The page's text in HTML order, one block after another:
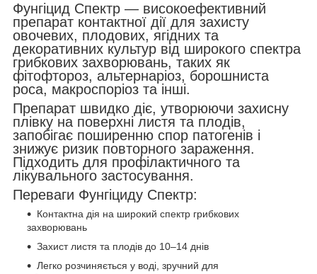
Фунгіцид Спектр — високоефективний
препарат контактної дії для захисту
овочевих, плодових, ягідних та
декоративних культур від широкого спектра
грибкових захворювань, таких як
фітофтороз, альтернаріоз, борошниста
роса, макроспоріоз та інші.
Препарат швидко діє, утворюючи захисну
плівку на поверхні листя та плодів,
запобігає поширенню спор патогенів і
знижує ризик повторного зараження.
Підходить для профілактичного та
лікувального застосування.
Переваги Фунгіциду Спектр:
Контактна дія на широкий спектр грибкових
захворювань
Захист листя та плодів до 10–14 днів
Легко розчиняється у воді, зручний для